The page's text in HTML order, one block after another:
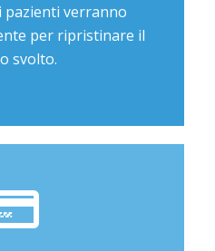
pazienti verranno
per ripristinare il
svolto.